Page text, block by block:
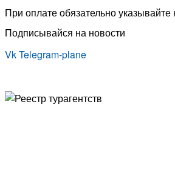
При оплате обязательно
Подписывайся на новости
VkTelegram-plane